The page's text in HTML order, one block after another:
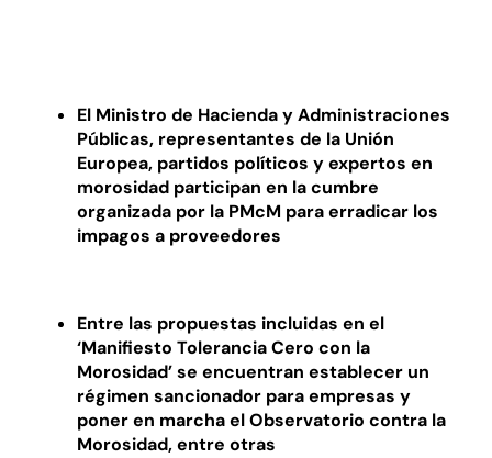
El Ministro de Hacienda y Administraciones
Públicas, representantes de la Unión
Europea, partidos políticos y expertos en
morosidad participan en la cumbre
organizada por la PMcM para erradicar los
impagos a proveedores
Entre las propuestas incluidas en el
‘Manifiesto Tolerancia Cero con la
Morosidad’ se encuentran establecer un
régimen sancionador para empresas y
poner en marcha el Observatorio contra la
Morosidad, entre otras